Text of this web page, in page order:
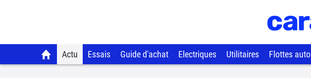
Actu Essais Guide d'achat Electriques Utilitaires Flottes auto